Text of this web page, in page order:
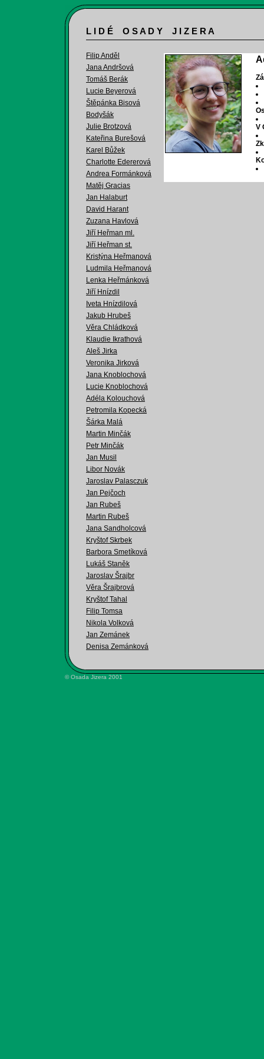
L I D É O S A D Y J I Z E R A
Filip Anděl
Jana Andršová
Tomáš Berák
Lucie Beyerová
Štěpánka Bisová
Bodyšák
Julie Brotzová
Kateřina Burešová
Karel Bůžek
Charlotte Edererová
Andrea Formánková
Matěj Gracias
Jan Halaburt
David Harant
Zuzana Havlová
Jiří Heřman ml.
Jiří Heřman st.
Kristýna Heřmanová
Ludmila Heřmanová
Lenka Heřmánková
Jiří Hnízdil
Iveta Hnízdilová
Jakub Hrubeš
Věra Chládková
Klaudie Ikrathová
Aleš Jirka
Veronika Jirková
Jana Knoblochová
Lucie Knoblochová
Adéla Kolouchová
Petromila Kopecká
Šárka Malá
Martin Minčák
Petr Minčák
Jan Musil
Libor Novák
Jaroslav Palasczuk
Jan Pejčoch
Jan Rubeš
Martin Rubeš
Jana Sandholcová
Kryštof Skrbek
Barbora Smetíková
Lukáš Staněk
Jaroslav Šrajbr
Věra Šrajbrová
Kryštof Tahal
Filip Tomsa
Nikola Volková
Jan Zemánek
Denisa Zemánková
V
© Osada Jizera 2001